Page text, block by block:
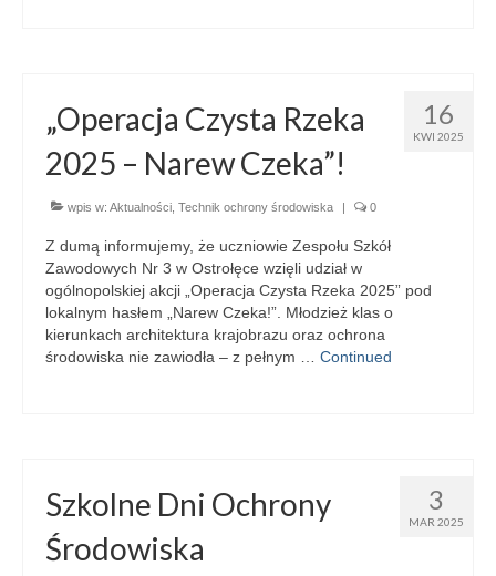
16
KWI 2025
„Operacja Czysta Rzeka
2025 – Narew Czeka”!
wpis w: Aktualności Technik ochrony środowiska | 0
Z dumą informujemy, że uczniowie Zespołu Szkół
Zawodowych Nr 3 w Ostrołęce wzięli udział w
ogólnopolskiej akcji „Operacja Czysta Rzeka 2025” pod
lokalnym hasłem „Narew Czeka!”. Młodzież klas o
kierunkach architektura krajobrazu oraz ochrona
środowiska nie zawiodła – z pełnym … Continued
3
MAR 2025
Szkolne Dni Ochrony
Środowiska